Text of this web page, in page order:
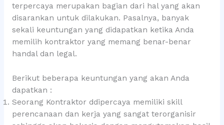
terpercaya merupakan bagian dari hal yang akan
disarankan untuk dilakukan. Pasalnya, banyak
sekali keuntungan yang didapatkan ketika Anda
memilih kontraktor yang memang benar-benar
handal dan legal.
Berikut beberapa keuntungan yang akan Anda
dapatkan :
Seorang Kontraktor ddipercaya memiliki skill
perencanaan dan kerja yang sangat terorganisir